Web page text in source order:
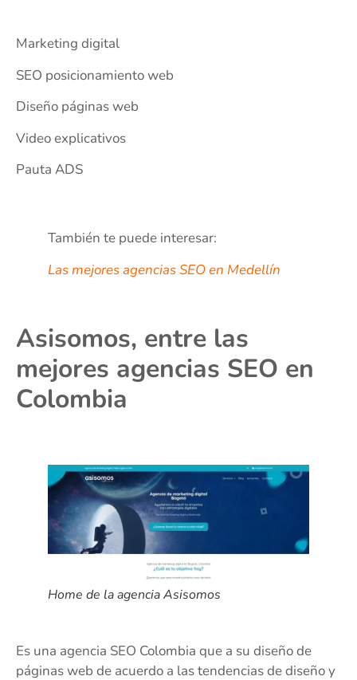
Marketing digital
SEO posicionamiento web
Diseño páginas web
Video explicativos
Pauta ADS
También te puede interesar:
Las mejores agencias SEO en Medellín
Asisomos, entre las
mejores agencias SEO en
Colombia
Home de la agencia Asisomos
Es una agencia SEO Colombia que a su diseño de
páginas web de acuerdo a las tendencias de diseño y